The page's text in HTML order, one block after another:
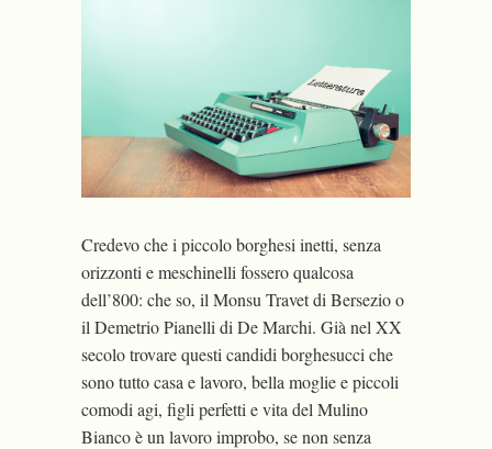
Credevo che i piccolo borghesi inetti, senza
orizzonti e meschinelli fossero qualcosa
dell’800: che so, il Monsu Travet di Bersezio o
il Demetrio Pianelli di De Marchi. Già nel XX
secolo trovare questi candidi borghesucci che
sono tutto casa e lavoro, bella moglie e piccoli
comodi agi, figli perfetti e vita del Mulino
Bianco è un lavoro improbo, se non senza